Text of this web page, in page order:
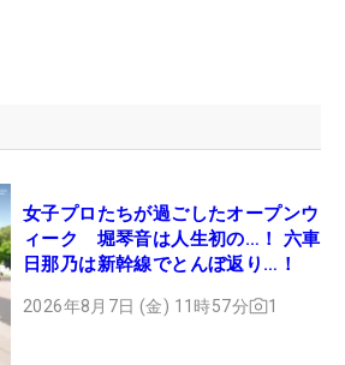
女子プロたちが過ごしたオープンウ
ィーク 堀琴音は人生初の…！ 六車
日那乃は新幹線でとんぼ返り…！
2026年8月7日 (金) 11時57分 1